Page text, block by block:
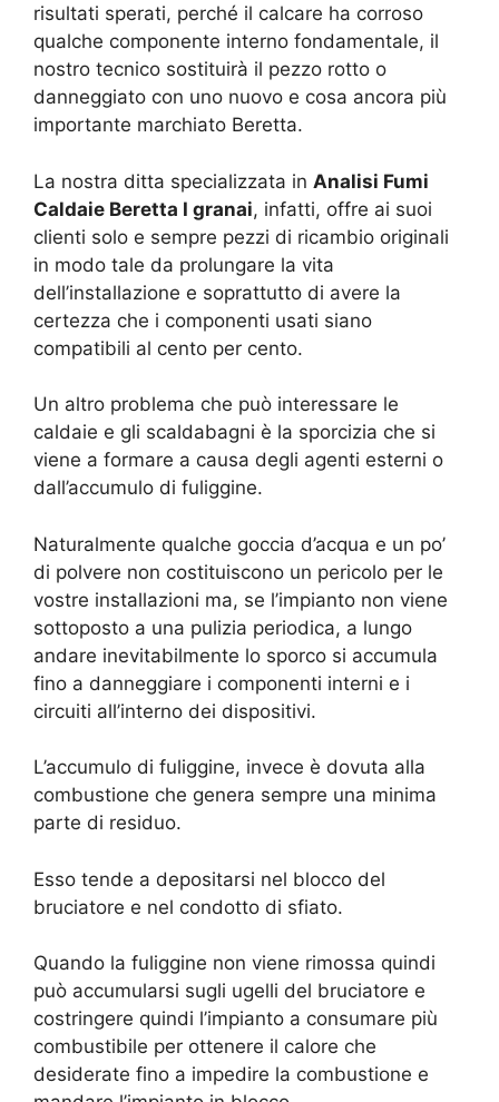
risultati sperati, perché il calcare ha corroso
qualche componente interno fondamentale, il
nostro tecnico sostituirà il pezzo rotto o
danneggiato con uno nuovo e cosa ancora più
importante marchiato Beretta.
La nostra ditta specializzata in Analisi Fumi
Caldaie Beretta I granai, infatti, offre ai suoi
clienti solo e sempre pezzi di ricambio originali
in modo tale da prolungare la vita
dell’installazione e soprattutto di avere la
certezza che i componenti usati siano
compatibili al cento per cento.
Un altro problema che può interessare le
caldaie e gli scaldabagni è la sporcizia che si
viene a formare a causa degli agenti esterni o
dall’accumulo di fuliggine.
Naturalmente qualche goccia d’acqua e un po’
di polvere non costituiscono un pericolo per le
vostre installazioni ma, se l’impianto non viene
sottoposto a una pulizia periodica, a lungo
andare inevitabilmente lo sporco si accumula
fino a danneggiare i componenti interni e i
circuiti all’interno dei dispositivi.
L’accumulo di fuliggine, invece è dovuta alla
combustione che genera sempre una minima
parte di residuo.
Esso tende a depositarsi nel blocco del
bruciatore e nel condotto di sfiato.
Quando la fuliggine non viene rimossa quindi
può accumularsi sugli ugelli del bruciatore e
costringere quindi l’impianto a consumare più
combustibile per ottenere il calore che
desiderate fino a impedire la combustione e